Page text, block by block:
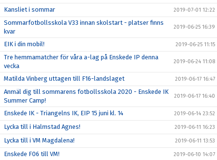
Kansliet i sommar 2019-07-01 12:22
Sommarfotbollsskola V33 innan skolstart - platser finns
kvar
2019-06-25 16:39
EIK i din mobil! 2019-06-25 11:15
Tre hemmamatcher för våra a-lag på Enskede IP denna
vecka
2019-06-24 11:08
Matilda Vinberg uttagen till F16-landslaget 2019-06-17 16:47
Anmäl dig till sommarens fotbollsskola 2020 - Enskede IK
Summer Camp!
2019-06-17 16:40
Enskede IK - Triangelns IK, EIP 15 juni kl. 14 2019-06-14 23:52
Lycka till i Halmstad Agnes! 2019-06-11 16:23
Lycka till i VM Magdalena! 2019-06-11 13:53
Enskede F06 till VM! 2019-06-10 14:07